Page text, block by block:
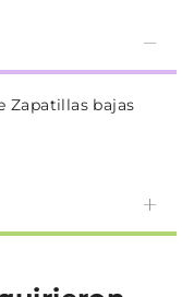
Zapatillas bajas